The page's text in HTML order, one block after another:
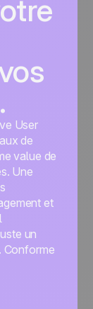
User
de
value de
Une
et
un
Conforme